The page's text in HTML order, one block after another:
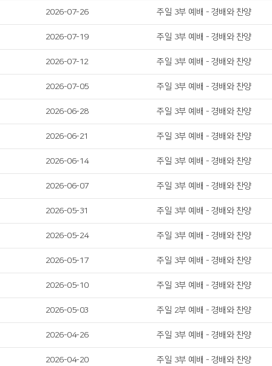
2026-07-26 주일 3부 예배 - 경배와 찬양
2026-07-19 주일 3부 예배 - 경배와 찬양
2026-07-12 주일 3부 예배 - 경배와 찬양
2026-07-05 주일 3부 예배 - 경배와 찬양
2026-06-28 주일 3부 예배 - 경배와 찬양
2026-06-21 주일 3부 예배 - 경배와 찬양
2026-06-14 주일 3부 예배 - 경배와 찬양
2026-06-07 주일 3부 예배 - 경배와 찬양
2026-05-31 주일 3부 예배 - 경배와 찬양
2026-05-24 주일 3부 예배 - 경배와 찬양
2026-05-17 주일 3부 예배 - 경배와 찬양
2026-05-10 주일 3부 예배 - 경배와 찬양
2026-05-03 주일 2부 예배 - 경배와 찬양
2026-04-26 주일 3부 예배 - 경배와 찬양
2026-04-20 주일 3부 예배 - 경배와 찬양